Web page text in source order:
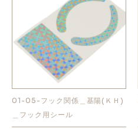
01-05-フック関係＿基陽(ＫＨ)
＿フック用シール